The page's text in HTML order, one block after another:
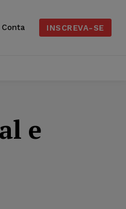
Conta INSCREVA-SE
e